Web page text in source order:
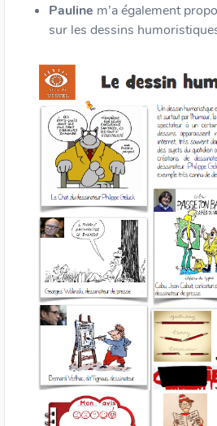
Pauline m’a également
sur les dessins